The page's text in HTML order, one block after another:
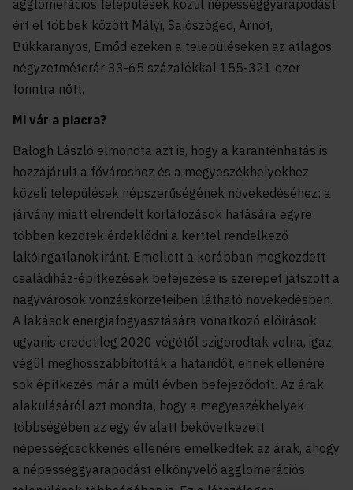
agglomerációs települések közül népességgyarapodást
ért el többek között Mályi, Sajószöged, Arnót,
Bükkaranyos, Emőd ezeken a településeken az átlagos
négyzetméterár 33-65 százalékkal 155-321 ezer
forintra nőtt.
Mi vár a piacra?
Balogh László elmondta azt is, hogy a karanténhatás is
hozzájárult a fővároshoz és a megyeszékhelyekhez
közeli települések népszerűségének növekedéséhez: a
járvány miatt elrendelt korlátozások hatására egyre
többen kezdtek érdeklődni a kerttel rendelkező
lakóingatlanok iránt. Emellett a korábban megkezdett
családiház-építkezések befejezése is szerepet játszott a
nagyvárosok vonzáskörzeteiben látható növekedésben.
A lakások energiafogyasztására vonatkozó előírások
ugyanis eredetileg 2020 végétől szigorodtak volna, igaz,
végül meghosszabbították a határidőt, ennek ellenére
sok építkezés már a múlt évben befejeződött. Az árak
alakulásáról azt mondta, hogy a megyeszékhelyek
többségében az egy év alatt bekövetkezett
népességcsökkenés ellenére emelkedtek az árak, ahogy
a népességgyarapodást elkönyvelő agglomerációs